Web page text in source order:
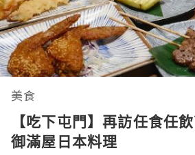
美食
【吃下屯門】再訪任食任
御滿屋日本料理